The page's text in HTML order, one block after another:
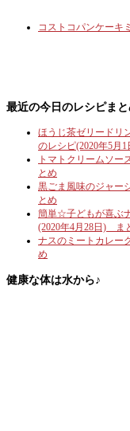
コストコパンケーキ
最近の今日のレシピま
ほうじ茶ゼリードリ
のレシピ(2020年5月
トマトクリームソー
とめ
黒ごま風味のジャー
とめ
簡単☆子どもが喜ぶ
(2020年4月28日) ま
ナスのミートカレー
め
健康な体は水から♪